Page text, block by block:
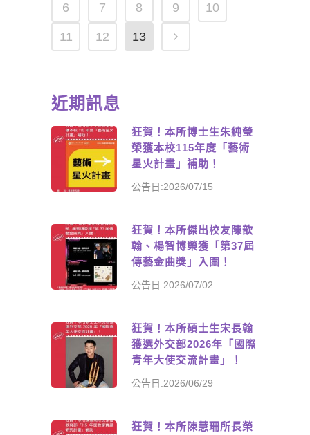
6 7 8 9 10
11 12 13
近期訊息
狂賀！本所博士生朱純瑩
榮獲本校115年度「藝術
星火計畫」補助！
公告日:2026/07/15
狂賀！本所傑出校友陳歆
翰、楊智博榮獲「第37屆
傳藝金曲獎」入圍！
公告日:2026/07/02
狂賀！本所碩士生宋長翰
獲選外交部2026年「國際
青年大使交流計畫」！
公告日:2026/06/29
狂賀！本所陳慧珊所長榮